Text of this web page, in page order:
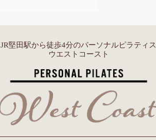
JR堅田駅から徒歩4分のパーソナルピラティス
ウエストコースト